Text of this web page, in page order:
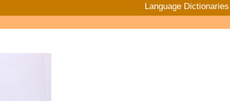
Language Dictionaries